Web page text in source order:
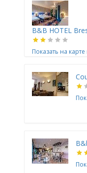
B&B HOTEL
Показать на карте